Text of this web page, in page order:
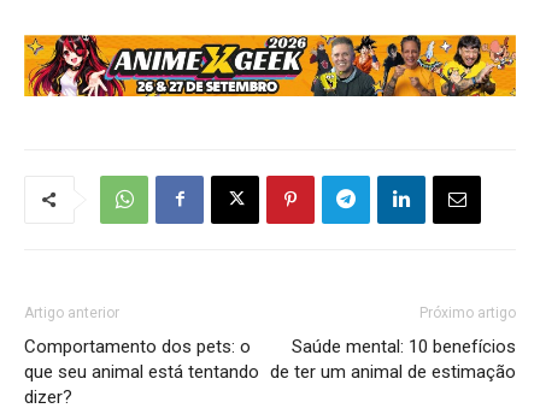
Artigo anterior
Comportamento dos pets: o
que seu animal está tentando
dizer?
Próximo artigo
Saúde mental: 10 benefícios
de ter um animal de estimação